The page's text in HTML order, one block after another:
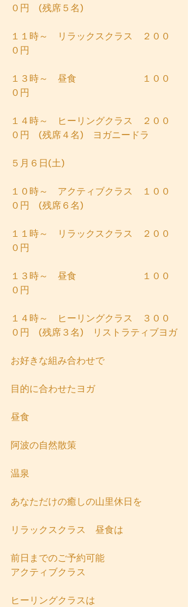
０円　(残席５名)
１１時～　リラックスクラス　２００
０円
１３時～　昼食　　　　　　　１００
０円
１４時～　ヒーリングクラス　２００
０円　(残席４名)　ヨガニードラ
５月６日(土)
１０時～　アクティブクラス　１００
０円　(残席６名)
１１時～　リラックスクラス　２００
０円
１３時～　昼食　　　　　　　１００
０円
１４時～　ヒーリングクラス　３００
０円　(残席３名)　リストラティブヨガ
お好きな組み合わせで
目的に合わせたヨガ
昼食
阿波の自然散策
温泉
あなただけの癒しの山里休日を
リラックスクラス　昼食は
前日までのご予約可能
アクティブクラス
ヒーリングクラスは